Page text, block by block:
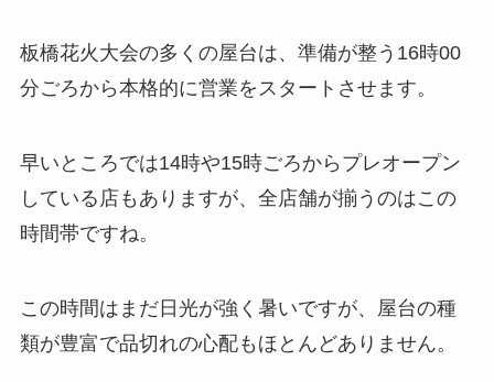
板橋花火大会の多くの屋台は、準備が整う16時00
分ごろから本格的に営業をスタートさせます。
早いところでは14時や15時ごろからプレオープン
している店もありますが、全店舗が揃うのはこの
時間帯ですね。
この時間はまだ日光が強く暑いですが、屋台の種
類が豊富で品切れの心配もほとんどありません。